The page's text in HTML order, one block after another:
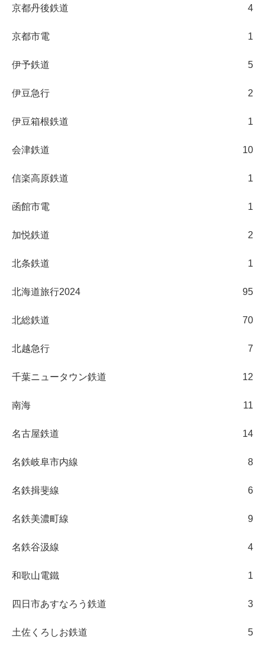
京都丹後鉄道 4
京都市電 1
伊予鉄道 5
伊豆急行 2
伊豆箱根鉄道 1
会津鉄道 10
信楽高原鉄道 1
函館市電 1
加悦鉄道 2
北条鉄道 1
北海道旅行2024 95
北総鉄道 70
北越急行 7
千葉ニュータウン鉄道 12
南海 11
名古屋鉄道 14
名鉄岐阜市内線 8
名鉄揖斐線 6
名鉄美濃町線 9
名鉄谷汲線 4
和歌山電鐵 1
四日市あすなろう鉄道 3
土佐くろしお鉄道 5